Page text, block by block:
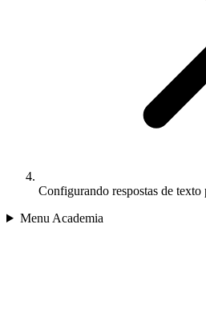
Configurando respostas de texto
Menu Academia